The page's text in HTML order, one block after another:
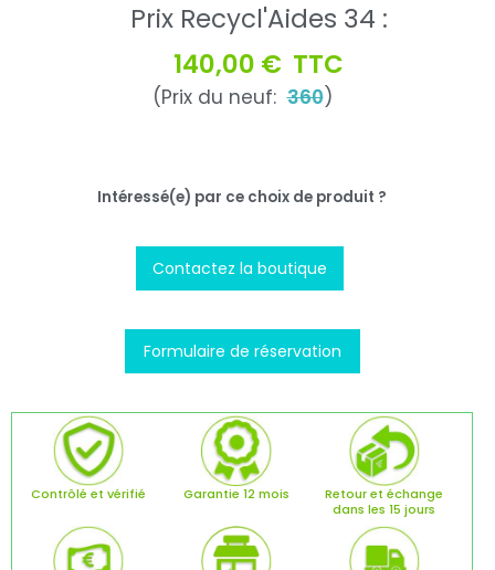
Prix Recycl'Aides 34 :
140,00 € TTC
(Prix du neuf:360)
Intéressé(e) par ce choix de produit ?
Contactez la boutique
Formulaire de réservation
Contrôlé et vérifié Garantie 12 mois
Retour et échange
dans les 15 jours